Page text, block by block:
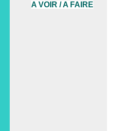
A VOIR / A FAIRE